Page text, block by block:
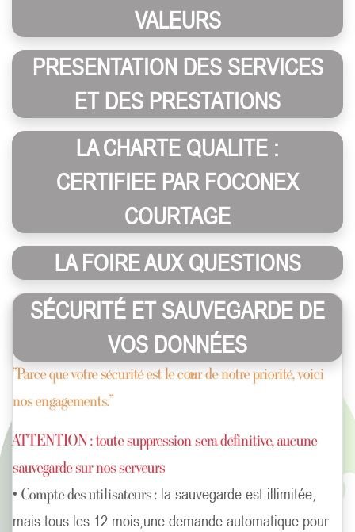
VALEURS
PRESENTATION DES SERVICES
ET DES PRESTATIONS
LA CHARTE QUALITE :
CERTIFIEE PAR FOCONEX
COURTAGE
LA FOIRE AUX QUESTIONS
SÉCURITÉ ET SAUVEGARDE DE
VOS DONNÉES
“Parce que votre sécurité est le cœur de notre priorité, voici
nos engagements.”
ATTENTION : toute suppression sera définitive, aucune
sauvegarde sur nos serveurs
• Compte des utilisateurs : la sauvegarde est illimitée,
mais tous les 12 mois,une demande automatique pour